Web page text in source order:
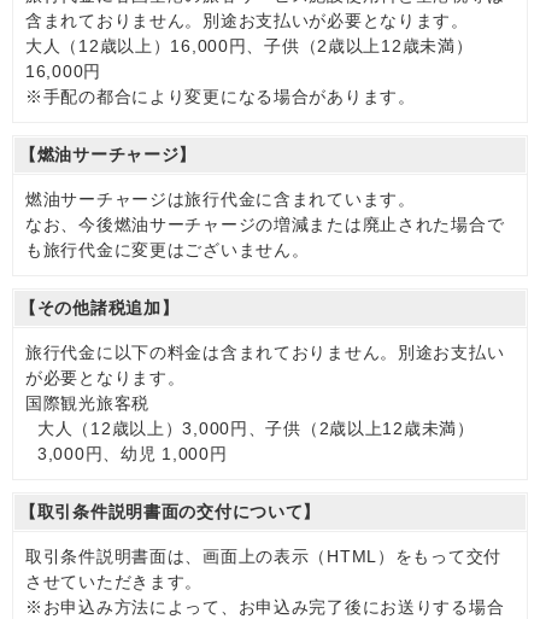
含まれておりません。別途お支払いが必要となります。
大人（12歳以上）16,000円、子供（2歳以上12歳未満）
16,000円
※手配の都合により変更になる場合があります。
【燃油サーチャージ】
燃油サーチャージは旅行代金に含まれています。
なお、今後燃油サーチャージの増減または廃止された場合で
も旅行代金に変更はございません。
【その他諸税追加】
旅行代金に以下の料金は含まれておりません。別途お支払い
が必要となります。
国際観光旅客税
大人（12歳以上）3,000円、子供（2歳以上12歳未満）
3,000円、幼児 1,000円
【取引条件説明書面の交付について】
取引条件説明書面は、画面上の表示（HTML）をもって交付
させていただきます。
※お申込み方法によって、お申込み完了後にお送りする場合